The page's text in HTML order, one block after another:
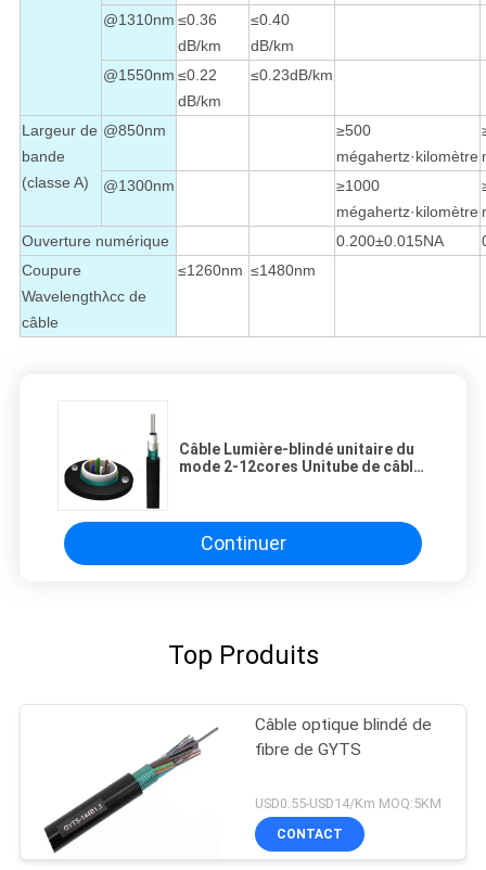
@1310nm ≤0.36
dB/km
≤0.40
dB/km
@1550nm ≤0.22
dB/km
≤0.23dB/km
Largeur de
bande
(classe A)
@850nm
≥500
mégahertz·kilomètre
@1300nm
≥1000
mégahertz·kilomètre
Ouverture numérique
0.200±0.015NA
Coupure
Wavelengthλcc de
câble
≤1260nm ≤1480nm
Câble Lumière-blindé unitaire du
mode 2-12cores Unitube de câble
Continuer
Top Produits
Câble optique blindé de
fibre de GYTS
USD0.55-USD14/Km MOQ:5KM
CONTACT